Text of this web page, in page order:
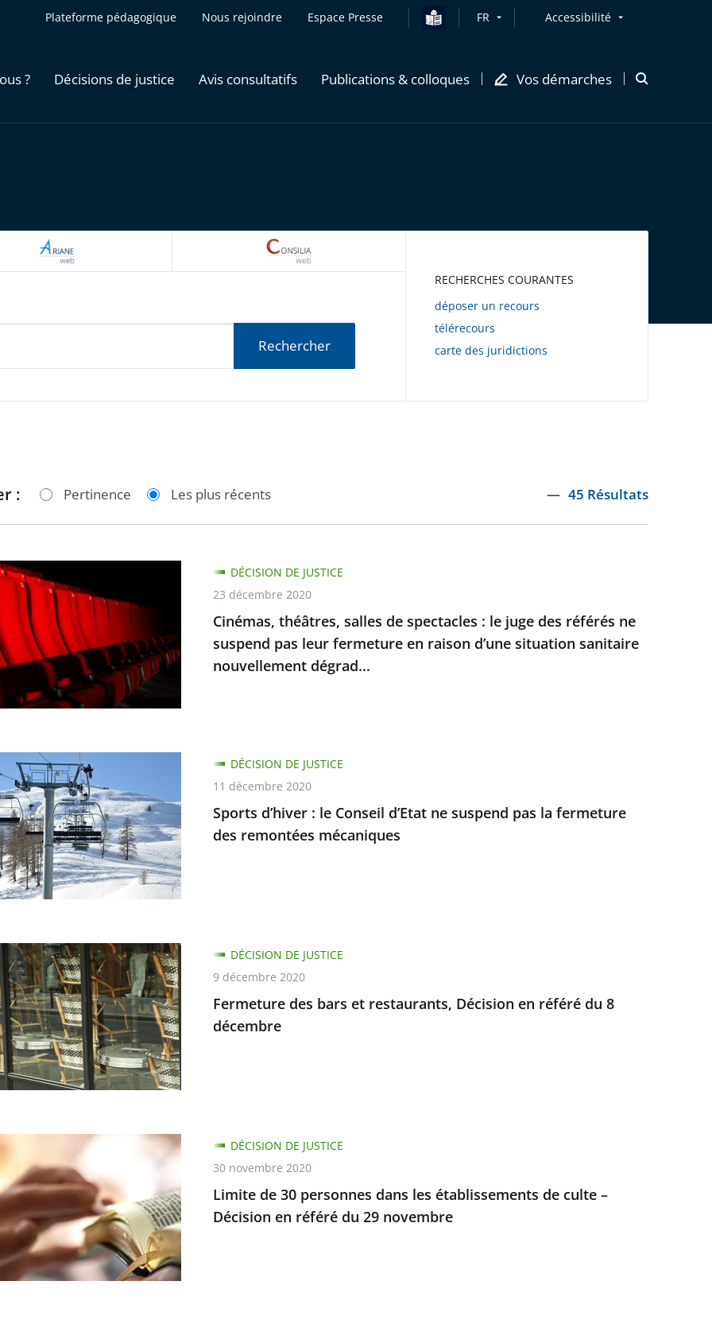
Plateforme pédagogique Nous rejoindre Espace Presse FR Accessibilité
? Décisions de justice Avis consultatifs Publications & colloques Vos démarches
Ouvrir
ARIANEWEB
Rechercher
RECHERCHES COURANTES
déposer un recours
télérecours
carte des juridictions
: Pertinence Les plus récents 45 Résultats
Cinémas, théâtres, salles de spectacles : le juge des référés ne
suspend pas leur fermeture en raison d’une situation sanitaire
nouvellement dégrad...
DÉCISION DE JUSTICE
23 décembre 2020
Sports d’hiver : le Conseil d’Etat ne suspend pas la fermeture
des remontées mécaniques
DÉCISION DE JUSTICE
11 décembre 2020
Fermeture des bars et restaurants, Décision en référé du 8
décembre
DÉCISION DE JUSTICE
9 décembre 2020
Limite de 30 personnes dans les établissements de culte –
Décision en référé du 29 novembre
DÉCISION DE JUSTICE
30 novembre 2020